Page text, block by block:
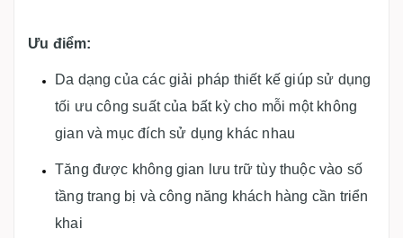
Ưu điểm:
Da dạng của các giải pháp thiết kế giúp sử dụng
tối ưu công suất của bất kỳ cho mỗi một không
gian và mục đích sử dụng khác nhau
Tăng được không gian lưu trữ tùy thuộc vào số
tầng trang bị và công năng khách hàng cần triển
khai